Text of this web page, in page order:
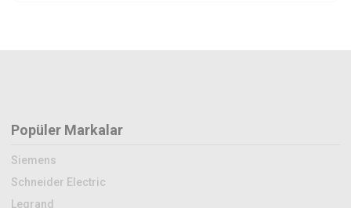
Popüler Markalar
Siemens
Schneider Electric
Legrand